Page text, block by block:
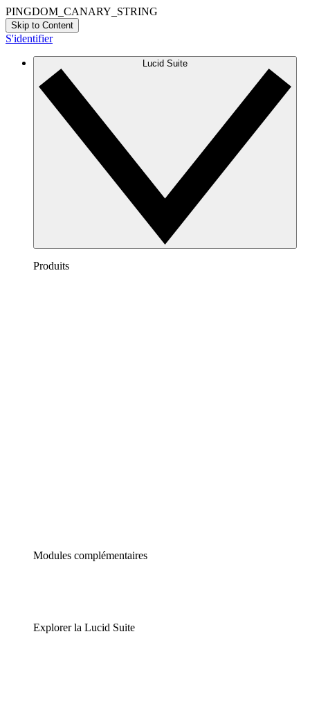
PINGDOM_CANARY_STRING
Skip to Content
S'identifier
Lucid Suite
Produits
Modules complémentaires
Explorer la Lucid Suite